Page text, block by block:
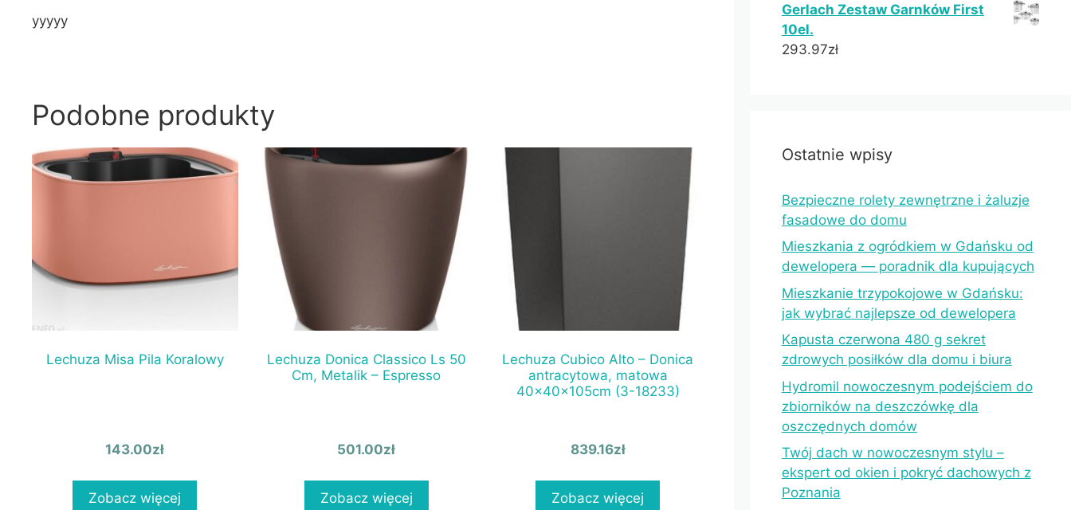
yyyyy
Podobne produkty
Lechuza Misa Pila Koralowy
143.00zł
Zobacz więcej
Lechuza Donica Classico Ls 50
Cm, Metalik – Espresso
501.00zł
Zobacz więcej
Lechuza Cubico Alto – Donica
antracytowa, matowa
40x40x105cm (3-18233)
839.16zł
Zobacz więcej
Gerlach Zestaw Garnków First
10el.
293.97zł
Ostatnie wpisy
Bezpieczne rolety zewnętrzne i żaluzje
fasadowe do domu
Mieszkania z ogródkiem w Gdańsku od
dewelopera — poradnik dla kupujących
Mieszkanie trzypokojowe w Gdańsku:
jak wybrać najlepsze od dewelopera
Kapusta czerwona 480 g sekret
zdrowych posiłków dla domu i biura
Hydromil nowoczesnym podejściem do
zbiorników na deszczówkę dla
oszczędnych domów
Twój dach w nowoczesnym stylu –
ekspert od okien i pokryć dachowych z
Poznania